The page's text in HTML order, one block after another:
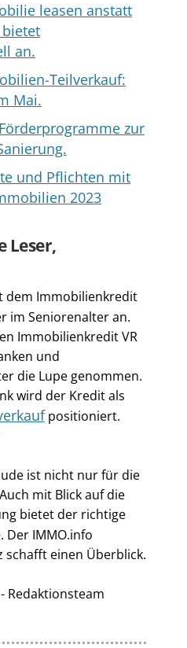
leasen anstatt
bietet
an.
Teilverkauf:
Mai.
zur
und Pflichten mit
2023
Leser,
dem Immobilienkredit
im Seniorenalter an.
Immobilienkredit VR
und
die Lupe genommen.
wird der Kredit als
positioniert.
ist nicht nur für die
mit Blick auf die
bietet der richtige
Der IMMO.info
schafft einen Überblick.
Redaktionsteam